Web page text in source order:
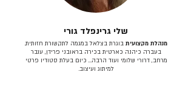
שלי גרינפלד גורי
מנהלת מקצועית בוגרת בצלאל במגמה לתקשורת חזותית.
בעברה כיהנה כארטית בכירה בראובני פרידן, ענבר
מרחב, דרורי שלומי ועוד הרבה… כיום בעלת סטודיו פרטי
למיתוג ועיצוב.